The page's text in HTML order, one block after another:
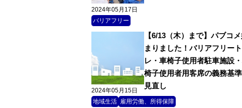
2024年05月17日
バリアフリー
2024年05月15日
【6/13（木）まで】パブコ
まりました！バリアフリー
レ・車椅子使用者駐車施設
椅子使用者用客席の義務基
見直し
地域生活 雇用労働、所得保障